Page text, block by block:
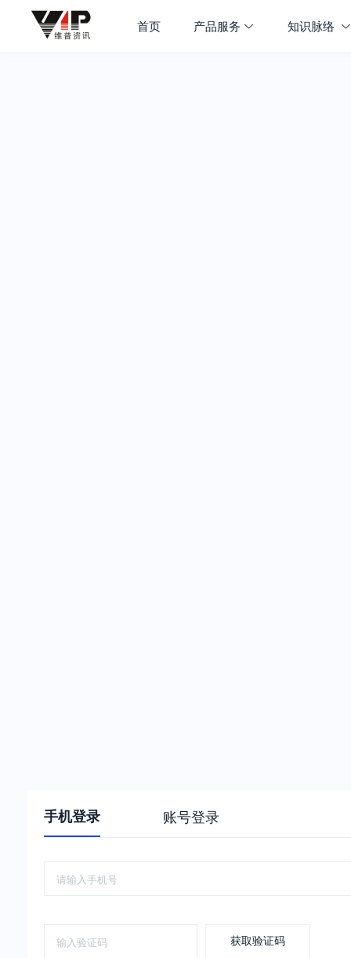
首页 产品服务 知识脉络
手机登录 账号登录
获取验证码